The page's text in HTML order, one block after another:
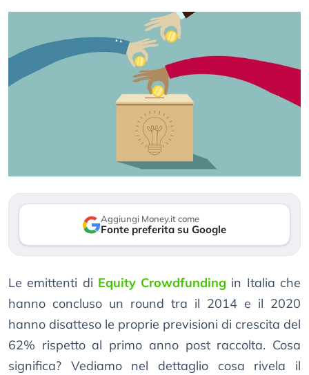
Aggiungi Money.it come
Fonte preferita su Google
Le emittenti di Equity Crowdfunding in Italia che
hanno concluso un round tra il 2014 e il 2020
hanno disatteso le proprie previsioni di crescita del
62% rispetto al primo anno post raccolta. Cosa
significa? Vediamo nel dettaglio cosa rivela il